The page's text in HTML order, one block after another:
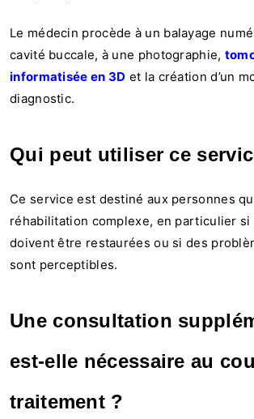
Le médecin procède à un balayage
cavité buccale, à une photographie,
informatisée en 3D et la création d’un
diagnostic.
Qui peut utiliser ce
Ce service est destiné aux personnes
réhabilitation complexe, en particulier
doivent être restaurées ou si des
sont perceptibles.
Une consultation
est-elle nécessaire au
traitement ?